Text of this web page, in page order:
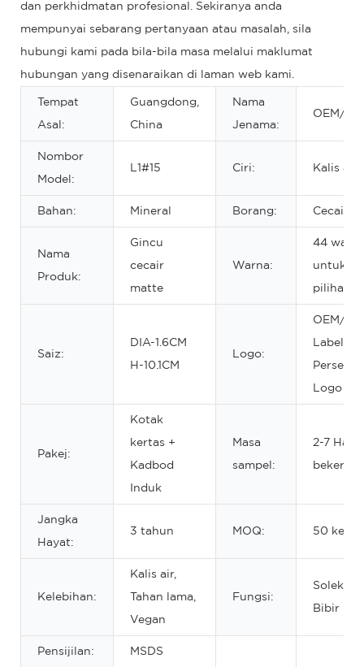
dan perkhidmatan profesional. Sekiranya anda
mempunyai sebarang pertanyaan atau masalah, sila
hubungi kami pada bila-bila masa melalui maklumat
hubungan yang disenaraikan di laman web kami.
Tempat
Asal:
Guangdong,
China
Nama
Jenama:
OEM/
Nombor
Model:
L1#15 Ciri: Kalis air
Bahan: Mineral Borang: Cecair
Nama
Produk:
Gincu
cecair
matte
Warna:
44
untuk
pilihan
Saiz:
DIA-1.6CM
H-10.1CM
Logo:
OEM/
Label
Logo
Pakej:
Kotak
kertas +
Kadbod
Induk
Masa
sampel:
2-7 Hari
bekerja
Jangka
Hayat:
3 tahun MOQ: 50
Kelebihan:
Kalis air,
Tahan lama,
Vegan
Fungsi:
Solekan
Bibir
Pensijilan: MSDS